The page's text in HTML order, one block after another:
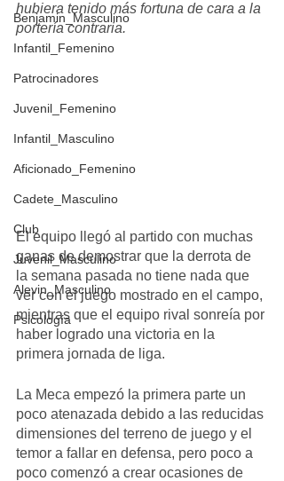
Benjamin_Masculino
Infantil_Femenino
Patrocinadores
Juvenil_Femenino
Infantil_Masculino
Aficionado_Femenino
Cadete_Masculino
Club
Juvenil_Masculino
Alevin_Masculino
Psicología
hubiera tenido más fortuna de cara a la
portería contraria.
El equipo llegó al partido con muchas
ganas de demostrar que la derrota de
la semana pasada no tiene nada que
ver con el juego mostrado en el campo,
mientras que el equipo rival sonreía por
haber logrado una victoria en la
primera jornada de liga.
La Meca empezó la primera parte un
poco atenazada debido a las reducidas
dimensiones del terreno de juego y el
temor a fallar en defensa, pero poco a
poco comenzó a crear ocasiones de